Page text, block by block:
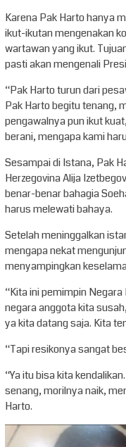
Karena Pak Harto hanya
ikut-ikutan mengenakan
wartawan yang ikut.
pasti akan mengenali
“Pak Harto turun dari
Pak Harto begitu tenang,
pengawalnya pun ikut
berani, mengapa kami
Sesampai di Istana, Pak
Herzegovina Alija
benar-benar bahagia
harus melewati bahaya.
Setelah meninggalkan
mengapa nekat
menyampingkan
“Kita ini pemimpin
negara anggota kita
ya kita datang saja. Kita
“Tapi resikonya sangat
“Ya itu bisa kita
senang, morilnya naik,
Harto.